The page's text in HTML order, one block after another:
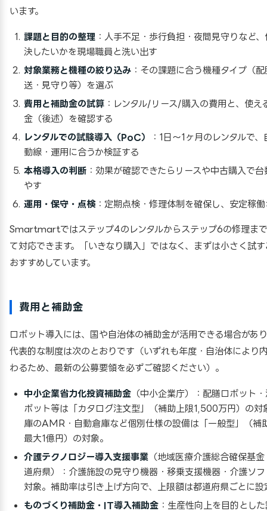
います。
課題と目的の整理 ：人手不足・歩行負担・夜間見守りなど
決したいかを現場職員と洗い出す
対象業務と機種の絞り込み ：その課題に合う機種タイプ（
送・見守り等）を選ぶ
費用と補助金の試算 ：レンタル/リース/購入の費用と、使え
金（後述）を確認する
レンタルでの試験導入（PoC）
：1日〜1ヶ月のレンタルで
動線・運用に合うか検証する
本格導入の判断 ：効果が確認できたらリースや中古購入で台
やす
運用・保守・点検：定期点検・修理体制を確保し、安定稼働
Smartmartではステップ4のレンタルからステップ6の修理ま
て対応できます。「いきなり購入」ではなく、まずは小さく試
おすすめしています。
費用と補助金
ロボット導入には、国や自治体の補助金が活用できる場合があ
代表的な制度は次のとおりです（いずれも年度・自治体により
わるため、最新の公募要領を必ずご確認ください）。
中小企業省力化投資補助金 （中小企業庁）：配膳ロボット
ボット等は「カタログ注文型」（補助上限1,500万円）の対
庫のAMR・自動倉庫など個別仕様の設備は「一般型」（補
最大1億円）の対象。
介護テクノロジー導入支援事業 （地域医療介護総合確保基
道府県）：介護施設の見守り機器・移乗支援機器・介護ソ
対象。補助率は引き上げ方向で、上限額は都道府県ごとに設
ものづくり補助金・IT導入補助金 ：生産性向上を目的とし